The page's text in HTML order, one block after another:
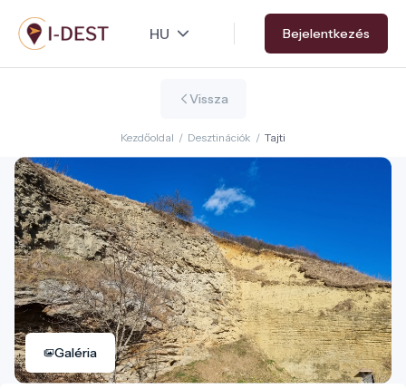
Ugrás
a
tartalomra
Bejelentkezés
Vissza
Kezdőoldal / Desztinációk / Tajti
Galéria